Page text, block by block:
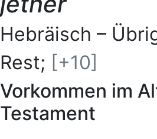
Hebräisch –
Rest; [+10]
Vorkommen im
Testament